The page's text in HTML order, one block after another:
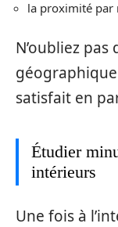
la proximité par
N’oubliez
satisfait en
Étudier
intérieurs
Une fois à